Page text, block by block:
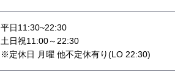
平日11:30~22:30
土日祝11:00～22:30
※定休日 月曜 他不定休有り(LO 22:30)